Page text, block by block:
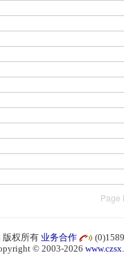
Page
版权所有 业务合作
© 2003-2026